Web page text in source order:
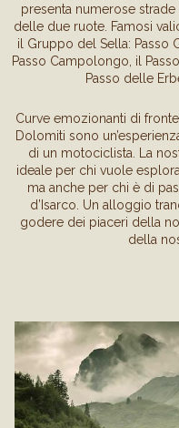
presenta numerose
delle due ruote. Famosi
il Gruppo del Sella: Passo
Passo Campolongo, il
Passo delle
Curve emozionanti di
Dolomiti sono
di un motociclista. La
ideale per chi vuole
ma anche per chi è di
d’Isarco. Un alloggio
godere dei piaceri della
della